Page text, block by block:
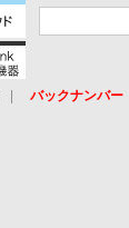
バックナンバー